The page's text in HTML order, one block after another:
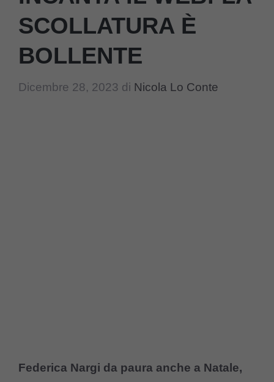
SCOLLATURA È
BOLLENTE
Dicembre 28, 2023 di Nicola Lo Conte
Federica Nargi da paura anche a Natale,